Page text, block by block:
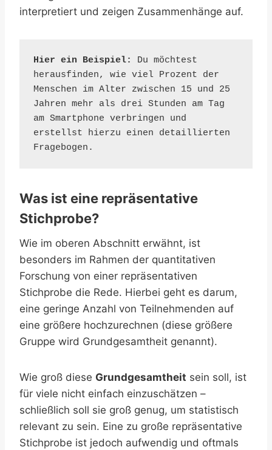
interpretiert und zeigen Zusammenhänge auf.
Hier ein Beispiel:
Du möchtest
herausfinden, wie viel Prozent der
Menschen im Alter zwischen 15 und 25
Jahren mehr als drei Stunden am Tag
am Smartphone verbringen und
erstellst hierzu einen detaillierten
Fragebogen.
Was ist eine repräsentative
Stichprobe?
Wie im oberen Abschnitt erwähnt, ist
besonders im Rahmen der quantitativen
Forschung von einer repräsentativen
Stichprobe die Rede. Hierbei geht es darum,
eine geringe Anzahl von Teilnehmenden auf
eine größere hochzurechnen (diese größere
Gruppe wird Grundgesamtheit genannt).
Wie groß diese Grundgesamtheit sein soll, ist
für viele nicht einfach einzuschätzen –
schließlich soll sie groß genug, um statistisch
relevant zu sein. Eine zu große repräsentative
Stichprobe ist jedoch aufwendig und oftmals